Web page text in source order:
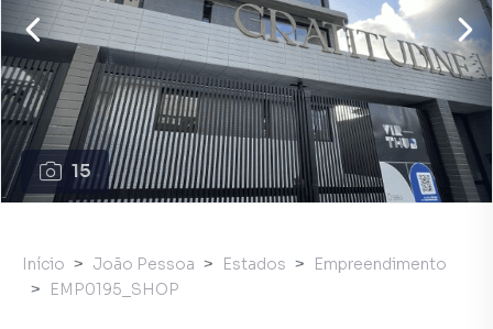
15
Início João Pessoa Estados
Empreendimento
EMP0195_SHOP